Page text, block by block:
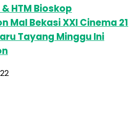
HTM Bioskop
Mal Bekasi XXI Cinema 21
Tayang Minggu Ini